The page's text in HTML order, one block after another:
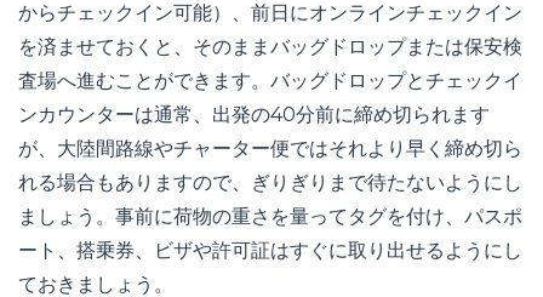
からチェックイン可能）、前日にオンラインチェックイン
を済ませておくと、そのままバッグドロップまたは保安検
査場へ進むことができます。バッグドロップとチェックイ
ンカウンターは通常、出発の40分前に締め切られます
が、大陸間路線やチャーター便ではそれより早く締め切ら
れる場合もありますので、ぎりぎりまで待たないようにし
ましょう。事前に荷物の重さを量ってタグを付け、パスポ
ート、搭乗券、ビザや許可証はすぐに取り出せるようにし
ておきましょう。